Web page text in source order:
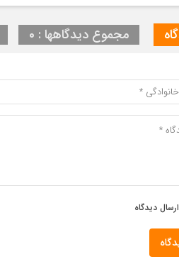
مجموع دیدگاهها : 0
دیدگاه